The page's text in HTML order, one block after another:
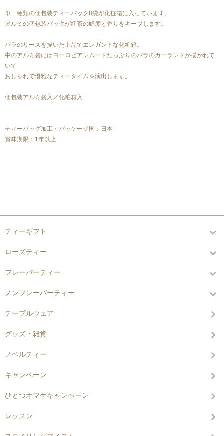
単一種類の個包装ティーバッグ8袋が化粧箱に入っています。
アルミの個包装パックが紅茶の鮮度と香りをキープします。
バラのリースを描いた上品でエレガントな化粧箱。
中のアルミ袋にはヨーロピアンムードたっぷりのバラのガーランドが描かれて
いて
おしゃれで優雅なティータイムを演出します。
個包装アルミ袋入／化粧箱入
ティーバッグ加工・パッケージ国：日本
賞味期限：1年以上
ティーギフト
ローズティー
フレーバーティー
ノンフレーバーティー
テーブルウェア
グッズ・雑貨
ノベルティー
キャンペーン
ひとつオマケキャンペーン
レッスン